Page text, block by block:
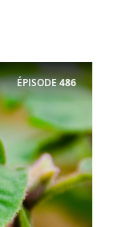
ÉPISODE486